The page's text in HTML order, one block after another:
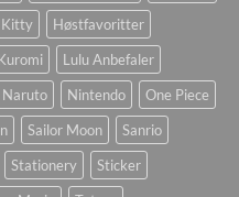
Kitty
Høstfavoritter
Lulu Anbefaler
Naruto Nintendo
One Piece
Sailor Moon
Sanrio
Stationery
Sticker